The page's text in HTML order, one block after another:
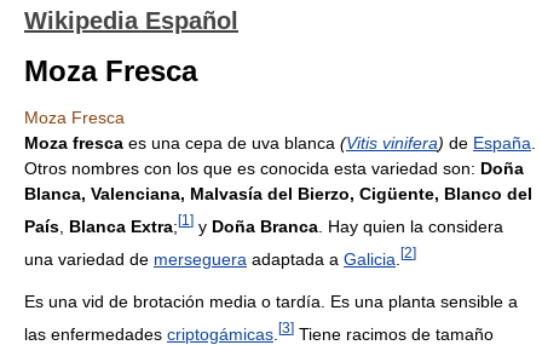
Wikipedia Español
Moza Fresca
Moza Fresca
Moza fresca es una cepa de uva blanca (Vitis vinifera) de España
Otros nombres con los que es conocida esta variedad son: Doña
Blanca, Valenciana, Malvasía del Bierzo, Cigüente, Blanco del
País Blanca Extra;[1 ] y Doña Branca . Hay quien la considera
una variedad de merseguera adaptada a Galicia [2]
Es una vid de brotación media o tardía. Es una planta sensible a
las enfermedades criptogámicas [3] Tiene racimos de tamaño